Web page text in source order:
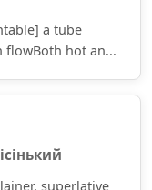
a tube
flowBoth hot an...
superlative